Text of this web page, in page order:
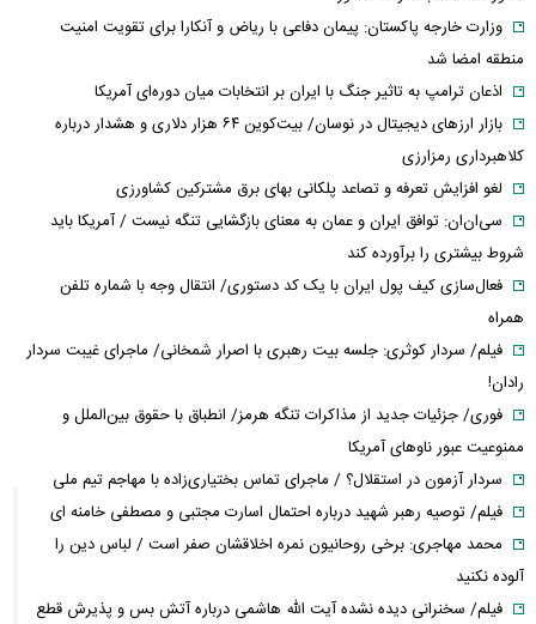
وزارت خارجه پاکستان: پیمان دفاعی با ریاض و آنکارا برای تقویت امنیت
منطقه امضا شد
اذعان ترامپ به تاثیر جنگ با ایران بر انتخابات میان دوره‌ای آمریکا
بازار ارزهای دیجیتال در نوسان/ بیت‌کوین ۶۴ هزار دلاری و هشدار درباره
کلاهبرداری رمزارزی
لغو افزایش تعرفه و تصاعد پلکانی بهای برق مشترکین کشاورزی
سی‌ان‌ان: توافق ایران و عمان به معنای بازگشایی تنگه نیست / آمریکا باید
شروط بیشتری را برآورده کند
فعال‌سازی کیف پول ایران با یک کد دستوری/ انتقال وجه با شماره تلفن
همراه
فیلم/ سردار کوثری: جلسه بیت رهبری با اصرار شمخانی/ ماجرای غیبت سردار
رادان!
فوری/ جزئیات جدید از مذاکرات تنگه هرمز/ انطباق با حقوق بین‌الملل و
ممنوعیت عبور ناوهای آمریکا
سردار آزمون در استقلال؟ / ماجرای تماس بختیاری‌زاده با مهاجم تیم ملی
فیلم/ توصیه رهبر شهید درباره احتمال اسارت مجتبی و مصطفی خامنه ای
محمد مهاجری: برخی روحانیون نمره اخلاقشان صفر است / لباس دین را
آلوده نکنید
فیلم/ سخنرانی دیده نشده آیت الله هاشمی درباره آتش بس و پذیرش قطع